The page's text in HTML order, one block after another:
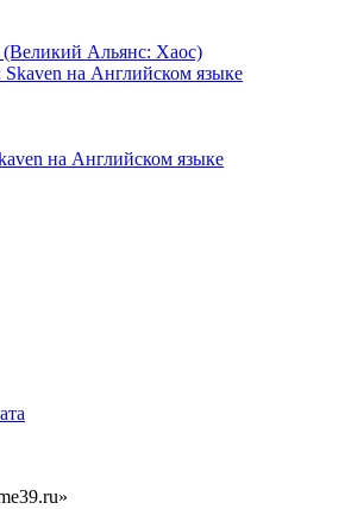
(Великий Альянс: Хаос)
на Английском языке